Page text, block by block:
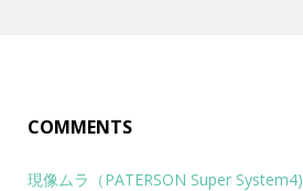
COMMENTS
現像ムラ（PATERSON Super System4)